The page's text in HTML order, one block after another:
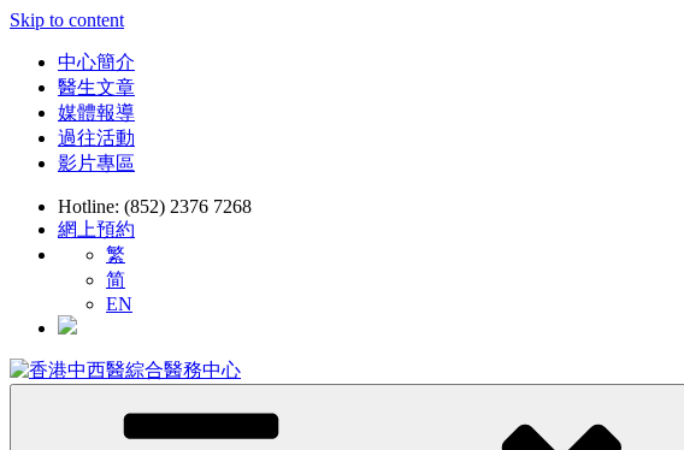
Skip to content
中心簡介
醫生文章
媒體報導
過往活動
影片專區
Hotline: (852) 2376 7268
網上預約
繁
简
EN